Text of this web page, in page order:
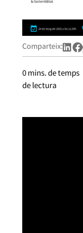
Comparteix:
0mins. de temps
de lectura